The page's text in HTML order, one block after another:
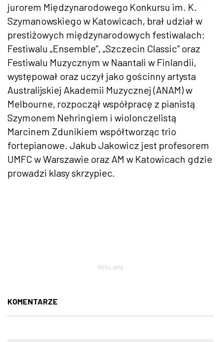
jurorem Międzynarodowego Konkursu im. K.
Szymanowskiego w Katowicach, brał udział w
prestiżowych międzynarodowych festiwalach:
Festiwalu „Ensemble”, „Szczecin Classic” oraz
Festiwalu Muzycznym w Naantali w Finlandii,
występował oraz uczył jako gościnny artysta
Australijskiej Akademii Muzycznej (ANAM) w
Melbourne, rozpoczął współpracę z pianistą
Szymonem Nehringiem i wiolonczelistą
Marcinem Zdunikiem współtworząc trio
fortepianowe. Jakub Jakowicz jest profesorem
UMFC w Warszawie oraz AM w Katowicach gdzie
prowadzi klasy skrzypiec.
REKLAMA
KOMENTARZE